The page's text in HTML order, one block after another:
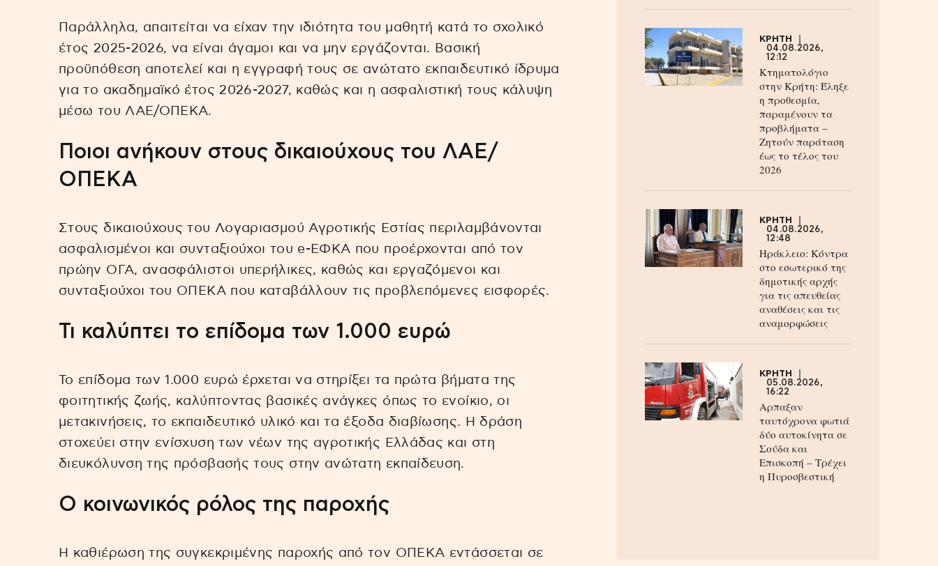
Παράλληλα, απαιτείται να είχαν την ιδιότητα του μαθητή κατά το σχολικό
έτος 2025-2026, να είναι άγαμοι και να μην εργάζονται. Βασική
προϋπόθεση αποτελεί και η εγγραφή τους σε ανώτατο εκπαιδευτικό ίδρυμα
για το ακαδημαϊκό έτος 2026-2027, καθώς και η ασφαλιστική τους κάλυψη
μέσω του ΛΑΕ/ΟΠΕΚΑ.
Ποιοι ανήκουν στους δικαιούχους του ΛΑΕ/
ΟΠΕΚΑ
Στους δικαιούχους του Λογαριασμού Αγροτικής Εστίας περιλαμβάνονται
ασφαλισμένοι και συνταξιούχοι του e-ΕΦΚΑ που προέρχονται από τον
πρώην ΟΓΑ, ανασφάλιστοι υπερήλικες, καθώς και εργαζόμενοι και
συνταξιούχοι του ΟΠΕΚΑ που καταβάλλουν τις προβλεπόμενες εισφορές.
Τι καλύπτει το επίδομα των 1.000 ευρώ
Το επίδομα των 1.000 ευρώ έρχεται να στηρίξει τα πρώτα βήματα της
φοιτητικής ζωής, καλύπτοντας βασικές ανάγκες όπως το ενοίκιο, οι
μετακινήσεις, το εκπαιδευτικό υλικό και τα έξοδα διαβίωσης. Η δράση
στοχεύει στην ενίσχυση των νέων της αγροτικής Ελλάδας και στη
διευκόλυνση της πρόσβασής τους στην ανώτατη εκπαίδευση.
Ο κοινωνικός ρόλος της παροχής
Η καθιέρωση της συγκεκριμένης παροχής από τον ΟΠΕΚΑ εντάσσεται σε
ΚΡΗΤΗ
04.08.2026,
12:12
Κτηματολόγιο
στην Κρήτη: Έληξε
η προθεσμία,
παραμένουν τα
προβλήματα –
Ζητούν παράταση
έως το τέλος του
2026
ΚΡΗΤΗ
04.08.2026,
12:48
Ηράκλειο: Κόντρα
στο εσωτερικό της
δημοτικής αρχής
για τις απευθείας
αναθέσεις και τις
αναμορφώσεις
ΚΡΗΤΗ
05.08.2026,
16:22
Αρπαξαν
ταυτόχρονα φωτιά
δύο αυτοκίνητα σε
Σούδα και
Επισκοπή – Τρέχει
η Πυροσβεστική